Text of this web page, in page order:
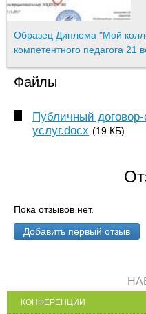
Образец Диплома "Мой
компетентного педагога 21
Файлы
Публичный
услуг.docx (19 КБ)
Пока отзывов нет.
Добавить первый отзыв
КОНФЕРЕНЦИИ